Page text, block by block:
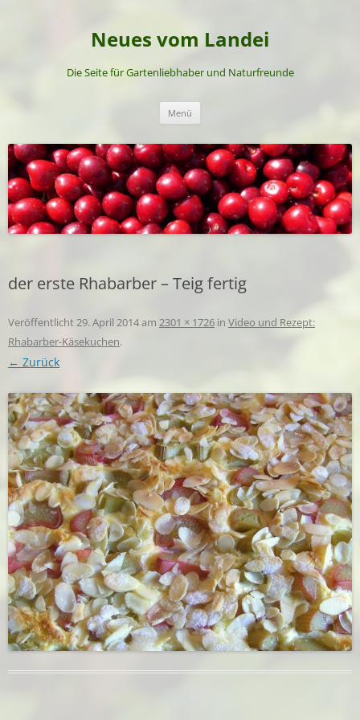
Neues vom Landei
Die Seite für Gartenliebhaber und Naturfreunde
Menü
der erste Rhabarber – Teig fertig
Veröffentlicht29. April 2014am 2301 × 1726 in Video und Rezept:
Rhabarber-Käsekuchen.
← Zurück